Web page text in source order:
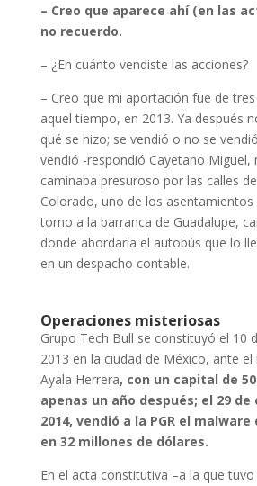
– Creo que aparece ahí (en las
no recuerdo.
– ¿En cuánto vendiste las acciones?
– Creo que mi aportación fue de
aquel tiempo, en 2013. Ya después
qué se hizo; se vendió o no se
vendió -respondió Cayetano Miguel,
caminaba presuroso por las calles
Colorado, uno de los asentamientos
torno a la barranca de Guadalupe,
donde abordaría el autobús que lo
en un despacho contable.
Operaciones misteriosas
Grupo Tech Bull se constituyó el 10
2013 en la ciudad de México, ante
Ayala Herrera, con un capital de
apenas un año después; el 29
2014, vendió a la PGR el
en 32 millones de dólares.
En el acta constitutiva –a la que tuvo